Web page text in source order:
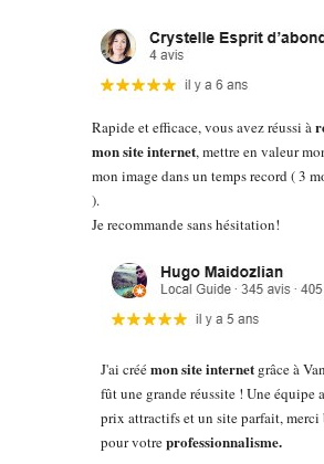
Rapide et efficace, vous avez réussi à
mon site internet, mettre en valeur
mon image dans un temps record ( 3
).
Je recommande sans hésitation!
J'ai créémon site internet grâce à
fût une grande réussite ! Une équipe
prix attractifs et un site parfait, merci
pour votreprofessionnalisme.